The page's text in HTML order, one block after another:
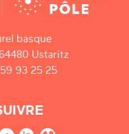
basque
Ustaritz
93 25 25